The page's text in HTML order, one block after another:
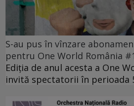
S-au pus în vînzare
pentru One World România
Ediția de anul acesta a One
invită spectatorii în perioada